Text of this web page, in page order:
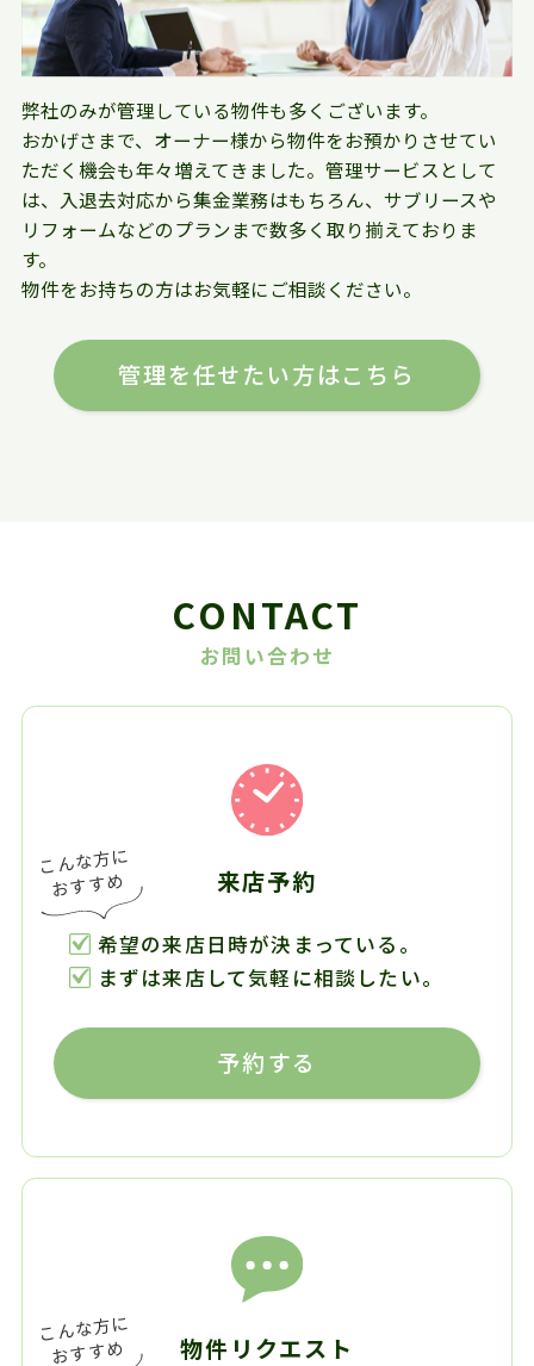
弊社のみが管理している物件も多くございます。
おかげさまで、オーナー様から物件をお預かりさせてい
ただく機会も年々増えてきました。管理サービスとして
は、入退去対応から集金業務はもちろん、サブリースや
リフォームなどのプランまで数多く取り揃えておりま
す。
物件をお持ちの方はお気軽にご相談ください。
管理を任せたい方はこちら
CONTACT
お問い合わせ
来店予約
希望の来店日時が決まっている。
まずは来店して気軽に相談したい。
予約する
物件リクエスト